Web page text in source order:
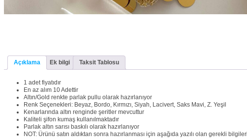
Açıklama Ek bilgi Taksit Tablosu
1 adet fiyatıdır
En az alım 10 Adettir
Altın/Gold renkte parlak pullu olarak hazırlanıyor
Renk Seçenekleri: Beyaz, Bordo, Kırmızı, Siyah, Lacivert, Saks Mavi, Z. Yeşil
Kenarlarında altın renginde şeritler mevcuttur
Kaliteli şifon kumaş kullanılmaktadır
Parlak altın sarısı baskılı olarak hazırlanıyor
NOT: Ürünü satın aldıktan sonra hazırlanması için aşağıda yazılı olan gerekli